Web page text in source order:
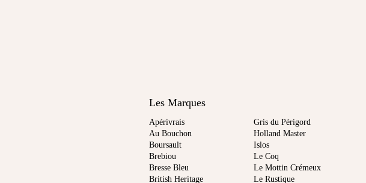
Les Marques
Apérivrais
Au Bouchon
Boursault
Brebiou
Bresse Bleu
British Heritage
Gris du Périgord
Holland Master
Islos
Le Coq
Le Mottin Crémeux
Le Rustique